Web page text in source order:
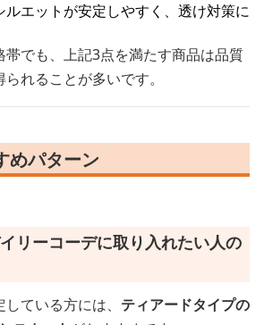
エットが安定しやすく、透け対策に
帯でも、上記3点を満たす商品は品質
れることが多いです。
めパターン
リーコーデに取り入れたい人の
ている方には、 ティアードタイプの